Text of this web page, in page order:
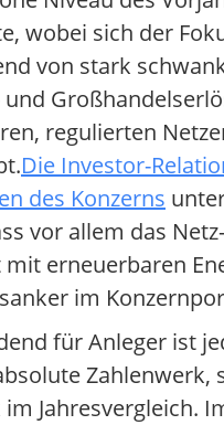
wobei sich der
von stark
und
regulierten
Die Investor-
des Konzerns
vor allem das
mit erneuerbaren
im
für Anleger ist
Zahlenwerk,
Jahresvergleich.